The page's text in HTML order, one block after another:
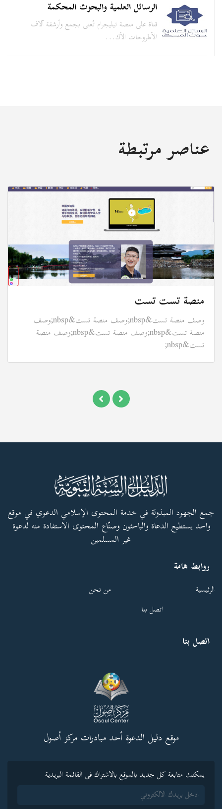
الرسائل العلمية والبحوث المحكمة
قناة على منصة تيليجرام تُعنى بجمع وأرشفة آلاف
الأطروحات الأك...
عناصر مرتبطة
منصة تست تست
وصف منصة تست&nbsp;وصف منصة تست&nbsp;وصف
منصة تست&nbsp;وصف منصة تست&nbsp;وصف منصة
تست&nbsp;
جمع الجهود المبذولة في خدمة المحتوى الإسلامي الدعوي في موقع
واحد يستطيع الدعاة والباحثون وصنّاع المحتوى الاستفادة منه لدعوة
غير المسلمين
روابط هامة
الرئيسية
من نحن
اتصل بنا
اتصل بنا
موقع دليل الدعوة أحد مبادرات مركز أصول
يمكنك متابعة كل جديد بالموقع بالاشتراك فى القائمة البريدية